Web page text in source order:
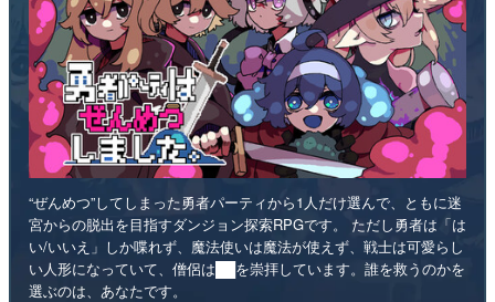
“ぜんめつ”してしまった勇者パーティから1人だけ選んで、ともに迷
宮からの脱出を目指すダンジョン探索RPGです。 ただし勇者は「は
い/いいえ」しか喋れず、魔法使いは魔法が使えず、戦士は可愛らし
い人形になっていて、僧侶は██を崇拝しています。誰を救うのかを
選ぶのは、あなたです。